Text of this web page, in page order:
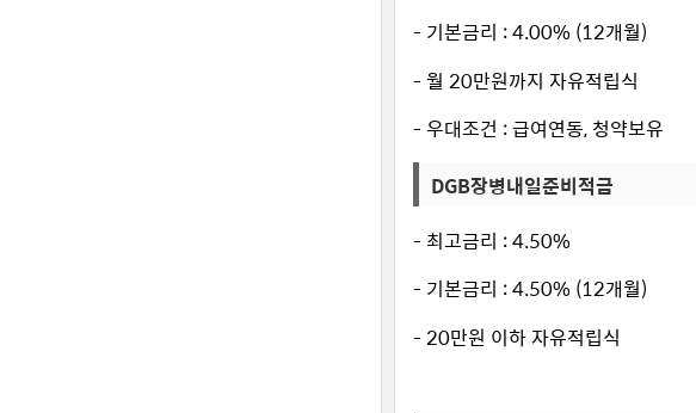
- 기본금리 : 4.00% (12개월)
- 월 20만원까지 자유적립식
- 우대조건 : 급여연동, 청약보유
DGB장병내일준비적금
- 최고금리 : 4.50%
- 기본금리 : 4.50% (12개월)
- 20만원 이하 자유적립식